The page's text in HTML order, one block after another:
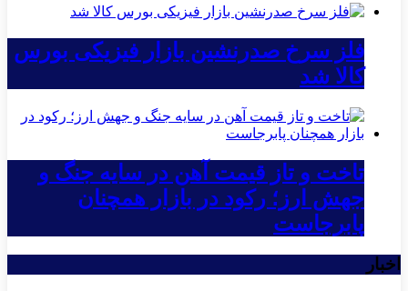
فلز سرخ صدرنشین بازار فیزیکی بورس
کالا شد
تاخت و تاز قیمت آهن در سایه جنگ و
جهش ارز؛ رکود در بازار همچنان
پابرجاست
اخبار